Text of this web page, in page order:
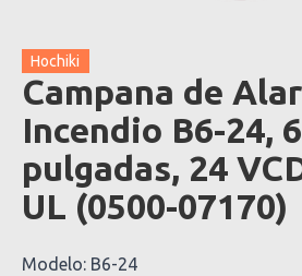
Hochiki
Campana de
Incendio B6-24, 6
pulgadas, 24
UL (0500-07170)
Modelo: B6-24